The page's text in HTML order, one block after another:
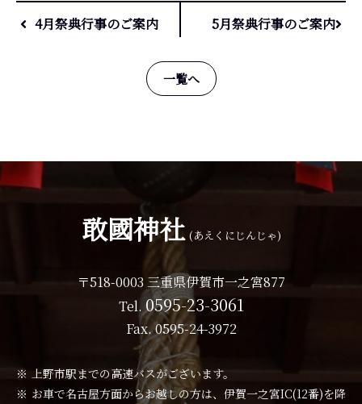
4月祭典行事のご案内 5月祭典行事のご案内
一覧へ
敢國神社 (あえくにじんじゃ)
〒518-0003 三重県伊賀市一之宮877
Tel.0595-23-3061
Fax. 0595-24-3972
上野市駅までの高速バスがございます。
お車で名古屋方面からお越しの方は、伊賀一之宮IC(12番)を降